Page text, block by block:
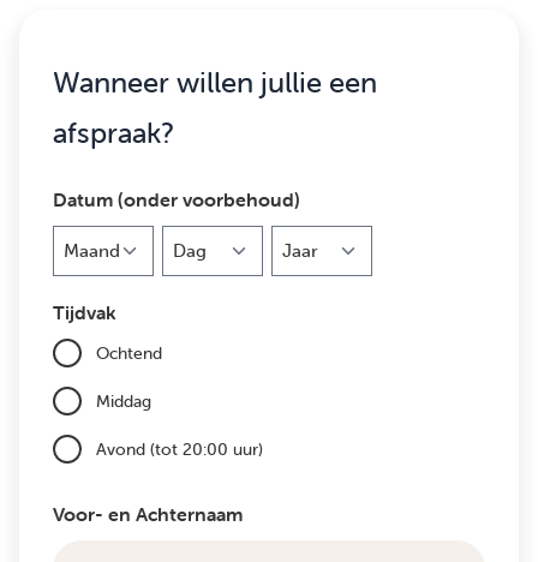
Wanneer willen jullie een
afspraak?
Datum (onder voorbehoud)
Tijdvak
Ochtend
Middag
Avond (tot 20:00 uur)
Voor- en Achternaam